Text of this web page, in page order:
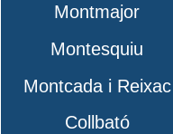
Montmajor
Montesquiu
Montcada i Reixac
Collbató